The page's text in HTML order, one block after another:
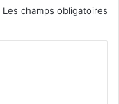
Les champs obligatoires